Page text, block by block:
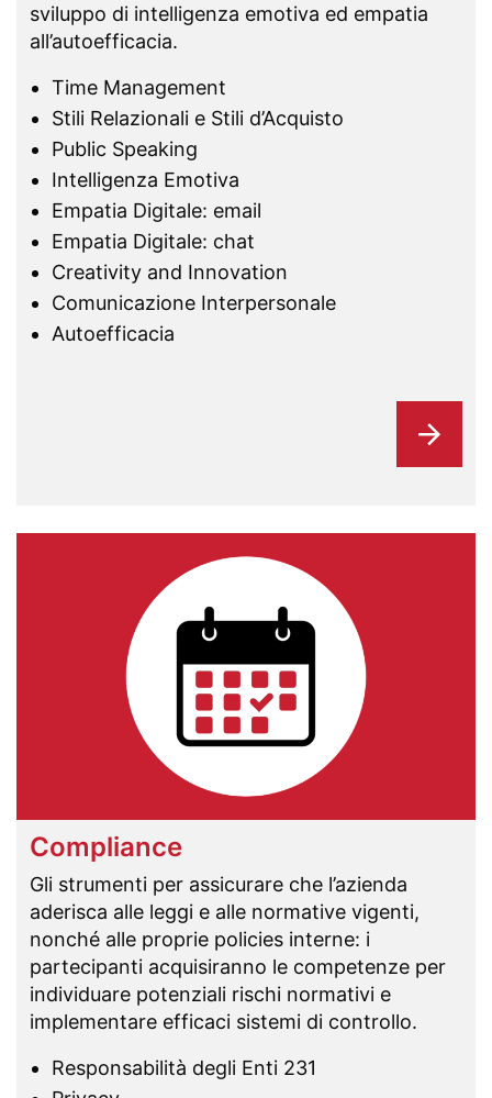
sviluppo di intelligenza emotiva ed empatia
all’autoefficacia.
Time Management
Stili Relazionali e Stili d’Acquisto
Public Speaking
Intelligenza Emotiva
Empatia Digitale: email
Empatia Digitale: chat
Creativity and Innovation
Comunicazione Interpersonale
Autoefficacia
Compliance
Gli strumenti per assicurare che l’azienda
aderisca alle leggi e alle normative vigenti,
nonché alle proprie policies interne: i
partecipanti acquisiranno le competenze per
individuare potenziali rischi normativi e
implementare efficaci sistemi di controllo.
Responsabilità degli Enti 231